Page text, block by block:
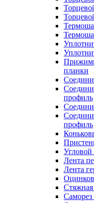
планки
профиль
профиль
Лента
Лента
Стяжная